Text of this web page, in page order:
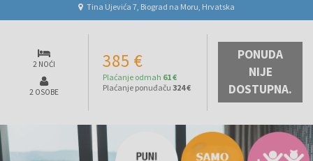
Tina Ujevića 7, Biograd na Moru, Hrvatska
2 NOĆI
2 OSOBE
385 €
Plaćanje odmah 61 €
Plaćanje ponuđaču 324 €
PONUDA
NIJE
DOSTUPNA.